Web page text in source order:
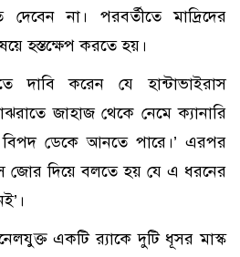
না। পরবর্তীতে মাদ্রিদের
হস্তক্ষেপ করতে হয়।
দাবি করেন যে হান্টাভাইরাস
জাহাজ থেকে নেমে ক্যানারি
বিপদ ডেকে আনতে পারে।’ এরপর
জোর দিয়ে বলতে হয় যে এ ধরনের
একটি র‍্যাকে দুটি ধূসর মাস্ক